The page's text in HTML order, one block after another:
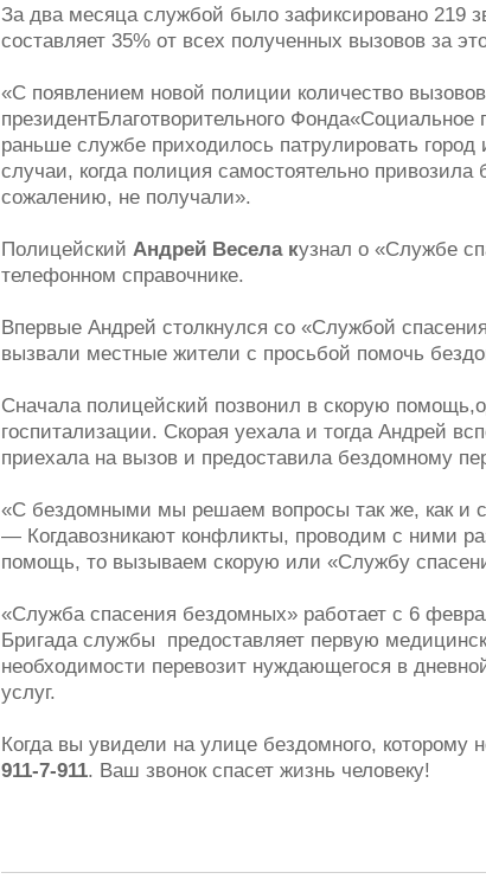
За два месяца службой было зафиксировано 219
составляет 35% от всех полученных вызовов за
«С появлением новой полиции количество
президентБлаготворительного Фонда«Социальное
раньше службе приходилось патрулировать
случаи, когда полиция самостоятельно
сожалению, не получали».
Полицейский Андрей Весела кузнал о «Службе
телефонном справочнике.
Впервые Андрей столкнулся со «Службой
вызвали местные жители с просьбой помочь
Сначала полицейский позвонил в скорую помощь,
госпитализации. Скорая уехала и тогда Андрей
приехала на вызов и предоставила бездомному
«С бездомными мы решаем вопросы так же, как
— Когдавозникают конфликты, проводим с ними
помощь, то вызываем скорую или «Службу
«Служба спасения бездомных» работает с 6
Бригада службы предоставляет первую
необходимости перевозит нуждающегося в
услуг.
Когда вы увидели на улице бездомного,
911-7-911. Ваш звонок спасет жизнь человеку!